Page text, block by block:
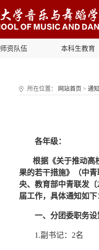
师资队伍 本科生教育
所在位置： 网站首页 > 通
各年级：
根据《关于推动高
果的若干措施》（中
央、教育部中青联发
届工作，具体通知如下
一、 分团委职务设
1.副书记：2名